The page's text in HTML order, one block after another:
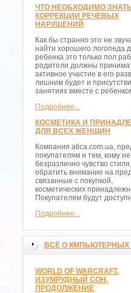
ЧТО НЕОБХОДИМО
КОРРЕКЦИИ РЕЧЕВЫХ
НАРУШЕНИЙ
Как бы странно это не
найти хорошего логопеда
ребенка это только пол
родители должны
активное участие в его
лишним будет и
занятиях вместе с
Подробнее...
КОСМЕТИКА И
ДЛЯ ВСЕХ ЖЕНЩИН
Компания atica.com.ua,
покупателям и тем, кому не
безразлично чувство стиля,
обратить внимание на
связанные с покупкой,
косметических
Покупателям будут
Подробнее...
ВСЁ О КМПЬЮТЕРНЫХ
WORLD OF WARCRAFT.
ИЗУМРУДНЫЙ СОН.
ПРОДОЛЖЕНИЕ